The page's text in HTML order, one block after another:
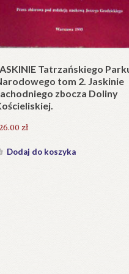
Plakat w wersji składanej.